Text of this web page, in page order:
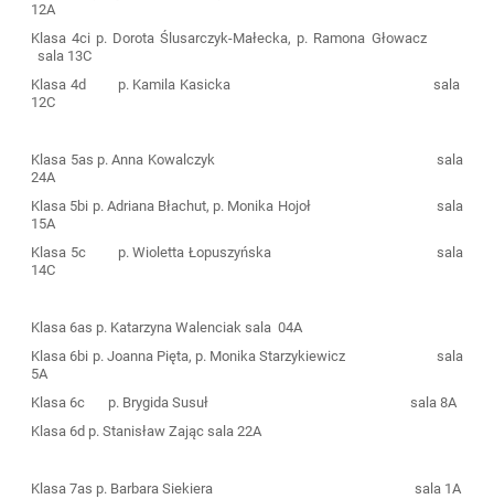
12A
Klasa 4ci p. Dorota Ślusarczyk-Małecka, p. Ramona Głowacz
sala 13C
Klasa 4d
p. Kamila Kasicka
sala
12C
Klasa 5as p. Anna Kowalczyk
sala
24A
Klasa 5bi p. Adriana Błachut, p. Monika Hojoł
sala
15A
Klasa 5c
p. Wioletta Łopuszyńska
sala
14C
Klasa 6as p. Katarzyna Walenciak sala 04A
Klasa 6bi p. Joanna Pięta, p. Monika Starzykiewicz
sala
5A
Klasa 6c
p. Brygida Susuł
sala 8A
Klasa 6d p. Stanisław Zając sala 22A
Klasa 7as p. Barbara Siekiera
sala 1A